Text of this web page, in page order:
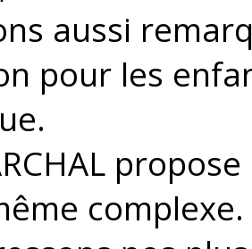
aussi
pour les
complexe.